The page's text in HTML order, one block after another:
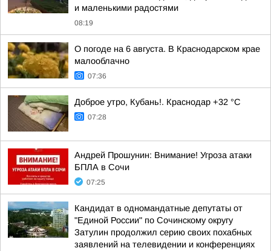
и маленькими радостями
08:19
О погоде на 6 августа. В Краснодарском крае
малооблачно
07:36
Доброе утро, Кубань!. Краснодар +32 °С
07:28
Андрей Прошунин: Внимание! Угроза атаки
БПЛА в Сочи
07:25
Кандидат в одномандатные депутаты от
"Единой России" по Сочинскому округу
Затулин продолжил серию своих похабных
заявлений на телевидении и конференциях